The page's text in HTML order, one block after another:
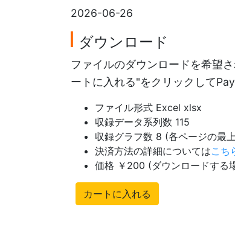
2026-06-26
ダウンロード
ファイルのダウンロードを希望
ートに入れる"をクリックして
ファイル形式 Excel xlsx
収録データ系列数 115
収録グラフ数 8 (各ページの最
決済方法の詳細についてはこち
価格 ￥200 (ダウンロードする
カートに入れる